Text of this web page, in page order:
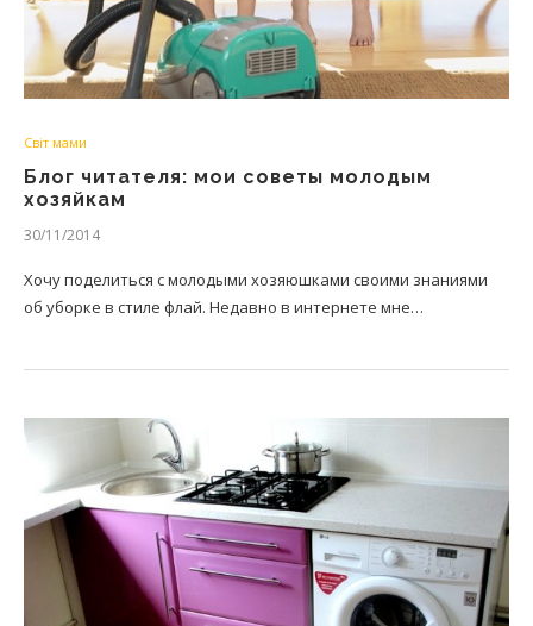
Світ мами
Блог читателя: мои советы молодым
хозяйкам
30/11/2014
Хочу поделиться с молодыми хозяюшками своими знаниями
об уборке в стиле флай. Недавно в интернете мне…